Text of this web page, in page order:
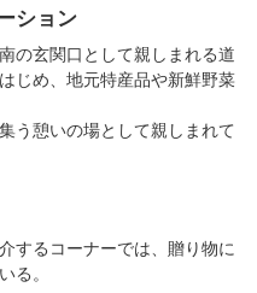
ション
の玄関口として親しまれる道
じめ、地元特産品や新鮮野菜
う憩いの場として親しまれて
するコーナーでは、贈り物に
る。